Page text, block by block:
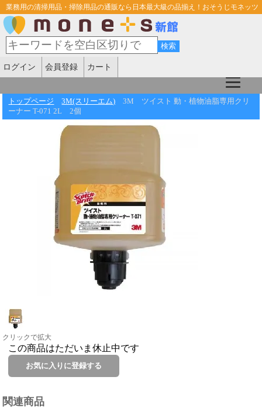
業務用の清掃用品・掃除用品の通販なら日本最大級の品揃え！おそうじモネッツ
ログイン 会員登録 カート
トップページ 3M(スリーエム)
3M ツイスト 動・植物油脂専用クリ
ーナー T-071 2L 2個
クリックで拡大
この商品はただいま休止中です
関連商品